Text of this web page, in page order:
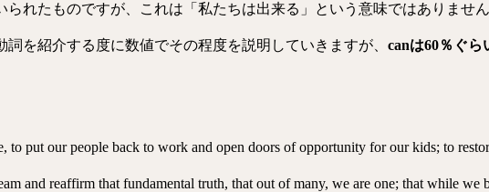
られたものですが、これは「私たちは出来る」という意味ではありませ
を紹介する度に数値でその程度を説明していきますが、 canは60％ぐ
to put our people back to work and open doors of opportunity for our kids; to
and reaffirm that fundamental truth, that out of many, we are one; that while we